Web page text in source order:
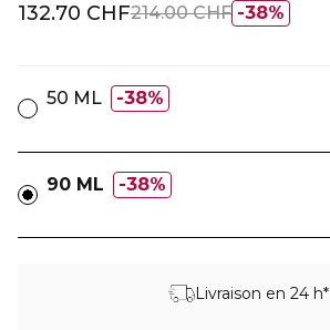
38%
132.70 CHF214.00 CHF
50 ML 38%
90 ML 38%
Livraison en 24 h*